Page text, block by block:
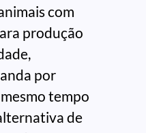
com
produção
por
tempo
de